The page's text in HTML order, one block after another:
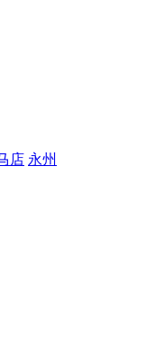
店 永州